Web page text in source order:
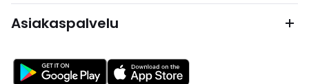
Asiakaspalvelu